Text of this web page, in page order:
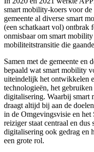
smart mobility-koers voor
gemeente al diverse smart
(een schatkaart vol) ontbrak
onmisbaar om smart
mobiliteitstransitie die
Samen met de gemeente en
bepaald wat smart mobility
uiteindelijk het ontwikkelen
technologieën, het
digitalisering. Waarbij smart
draagt altijd bij aan de
in de Omgevingsvisie en
reiziger staat centraal en dus
digitalisering ook gedrag en
een grote rol.